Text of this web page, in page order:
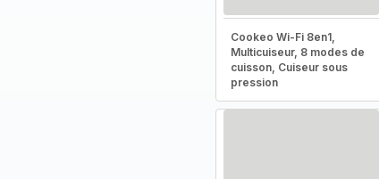
Cookeo Wi-Fi 8en1,
Multicuiseur, 8 modes de
cuisson, Cuiseur sous
pression